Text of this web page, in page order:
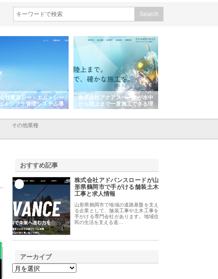
社アクアスペースが水中
上まで一貫施工できる理
株式会社地盤調査事務所が選ば
れ続ける理由と建設コンサルの
強み
その他業種
おすすめ記事
株式会社アドバンスロードが山
形県鶴岡市で手がける舗装土木
工事と求人情報
山形県鶴岡市で地域の道路基盤を支え
る企業として、舗装工事や土木工事を
手がける専門会社があります。地域住
民の生活を支える道…
アーカイブ